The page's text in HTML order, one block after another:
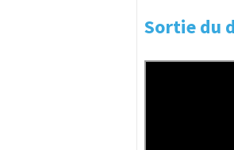
Sortie du